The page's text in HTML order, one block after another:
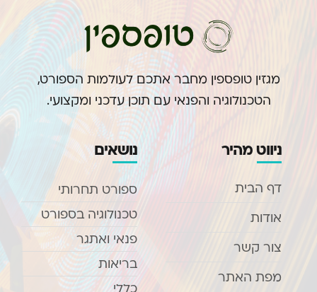
מגזין טופספין מחבר אתכם לעולמות הספורט,
הטכנולוגיה והפנאי עם תוכן עדכני ומקצועי.
ניווט מהיר
דף הבית
אודות
צור קשר
מפת האתר
נושאים
ספורט תחרותי
טכנולוגיה בספורט
פנאי ואתגר
בריאות
כללי